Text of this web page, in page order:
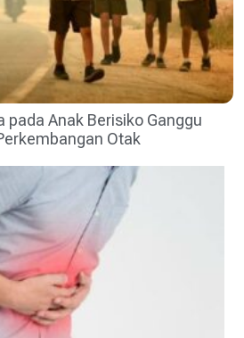
pada Anak Berisiko Ganggu
Otak